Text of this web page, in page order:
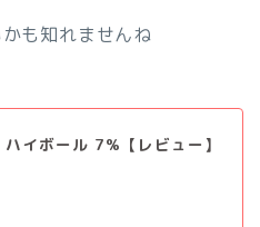
も知れませんね
ハイボール 7%【レビュー】